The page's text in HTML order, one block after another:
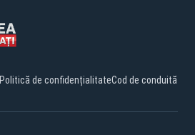
Politică de confidențialitateCod de conduită